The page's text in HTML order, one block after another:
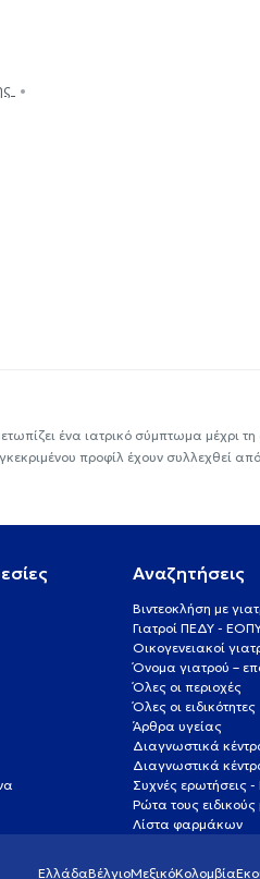
ένα ιατρικό σύμπτωμα μέχρι τη
προφίλ έχουν συλλεχθεί
Αναζητήσεις
Βιντεοκλήση με
Γιατροί ΠΕΔΥ -
Οικογενειακοί
Όνομα γιατρού –
Όλες οι περιοχές
Όλες οι ειδικότητες
Άρθρα υγείας
Διαγνωστικά
Διαγνωστικά
Συχνές ερωτήσεις -
Ρώτα τους
Λίστα φαρμάκων
ΕλλάδαΒέλγιοΜεξικόΚολομβία